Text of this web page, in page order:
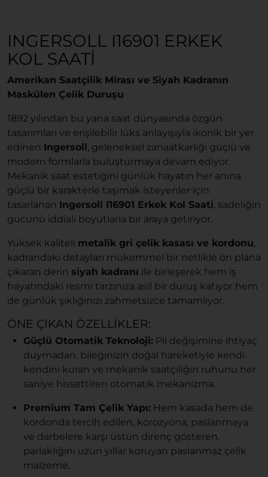
INGERSOLL I16901 ERKEK
KOL SAATI
Amerikan Saatçilik Mirası ve Siyah Kadranın
Maskülen Çelik Duruşu
1892 yılından bu yana saat dünyasında özgün
tasarımları ve erişilebilir lüks anlayışıyla ikonik bir yer
edinen Ingersoll, geleneksel zanaatkarlığı güçlü ve
modern formlarla buluşturmaya devam ediyor.
Mekanik saat estetiğini günlük hayatın her anına
güçlü bir karakterle taşımak isteyenler için
tasarlanan Ingersoll I16901 Erkek Kol Saati, sadeliğin
gücünü iddialı boyutlarla bir araya getiriyor.
Yüksek kaliteli metalik gri çelik kasası ve kordonu,
kadrandaki detayları mükemmel bir netlikle ön plana
çıkaran derin siyah kadranı ile birleşerek hem iş
hayatındaki resmi tarzınıza asil bir duruş katıyor hem
de günlük şıklığınızı zahmetsizce tamamlıyor.
ÖNE ÇIKAN ÖZELLIKLER:
Güçlü Otomatik Teknoloji: Pil değişimine ihtiyaç
duymadan, bileğinizin doğal hareketiyle kendi
kendini kuran ve mekanik saatçiliğin ruhunu her
saniye hissettiren otomatik mekanizma.
Premium Tam Çelik Yapı: Hem kasada hem de
kordonda tercih edilen, korozyona, paslanmaya
ve darbelere karşı üstün direnç gösteren,
parlaklığını uzun yıllar koruyan paslanmaz çelik
malzeme.